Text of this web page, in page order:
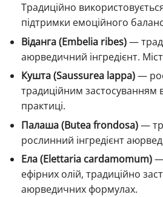
Традиційно
підтримки емоційного
Віданга (Embelia ribes)—
аюрведичний інгредієнт.
Кушта (Saussurea lappa)—
традиційним застосуванням
практиці.
Палаша (Butea frondosa)—
рослинний інгредієнт
Ела (Elettaria cardamomum)—
ефірних олій, традиційно
аюрведичних формулах.